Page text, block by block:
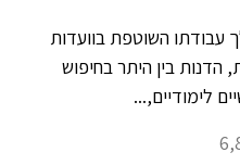
עבודתו השוטפת בוועדות
הדנות בין היתר בחיפוש
לימודיים,...